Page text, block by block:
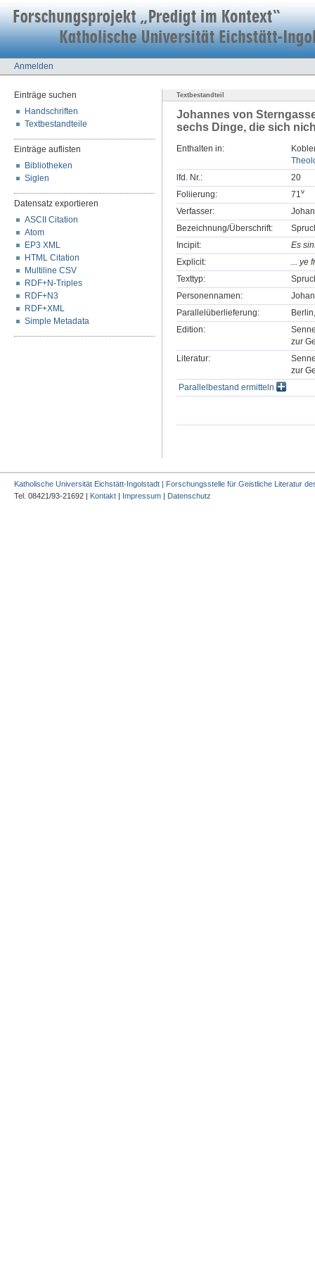
Anmelden
Einträge suchen
Handschriften
Textbestandteile
Einträge auflisten
Bibliotheken
Siglen
Datensatz exportieren
ASCII Citation
Atom
EP3 XML
HTML Citation
Multiline CSV
RDF+N-Triples
RDF+N3
RDF+XML
Simple Metadata
Textbestandteil
Johannes von
sechs Dinge, die sich
Enthalten in:
lfd. Nr.:
20
Foliierung:
71v
Verfasser:
Bezeichnung/Überschrift:
Incipit:
Es
Explicit:
... ye
Texttyp:
Personennamen:
Parallelüberlieferung:
Edition:
zur
Literatur:
zur
Parallelbestand ermitteln
Katholische Universität Eichstätt-Ingolstadt | Forschungsstelle für Geistliche Literatur
Tel. 08421/93-21692 | Kontakt | Impressum | Datenschutz